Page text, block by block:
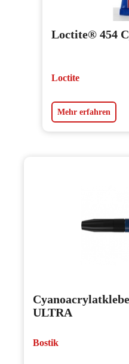
Loctite® 454
Loctite
Mehr erfahren
ULTRA
Bostik